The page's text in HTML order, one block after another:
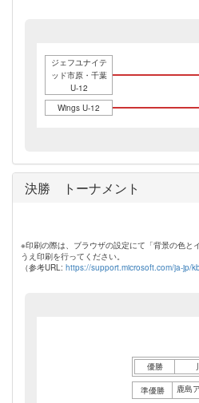
ジェフユナイテ
ッド市原・千葉
U-12
Wings U-12
決勝 トーナメント
※印刷の際は、ブラウザの設定にて「背景の色と
うえ印刷を行ってください。
（参考URL: https://support.microsoft.com/ja-jp/
優勝
準優勝 鹿島